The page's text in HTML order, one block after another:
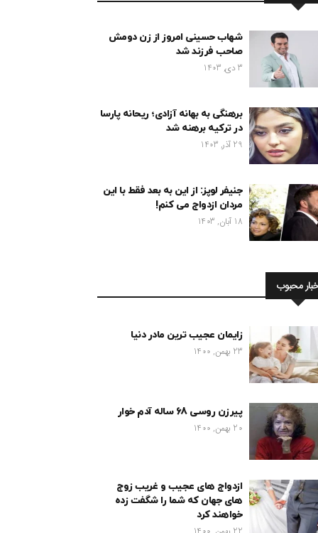
شهاب حسینی امروز از زن دومش
صاحب فرزند شد
3 دی, 1403
برهنگی به بهانه آزادی؛ ریحانه پارسا
در ترکیه برهنه شد
29 آذر, 1403
جنیفر لوپز: از این به بعد فقط با این
مردان ازدواج می کنم!
18 آبان, 1403
محبوب
زایمان عجیب ترین مادر دنیا
23 بهمن, 1400
پیرزن روسی 68 ساله آدم خوار
20 بهمن, 1400
ازدواج های عجیب و غریب زوج
های جهان که شما را شگفت زده
خواهند کرد